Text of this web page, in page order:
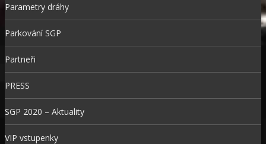
Parametry dráhy
Parkování SGP
Partneři
PRESS
SGP 2020 – Aktuality
VIP vstupenky